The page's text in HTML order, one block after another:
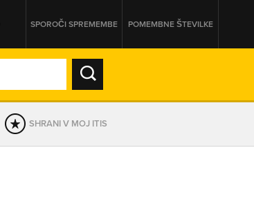
SPOROČI SPREMEMBE POMEMBNE ŠTEVILKE
SO ODPRTA V
SHRANI V MOJ ITIS